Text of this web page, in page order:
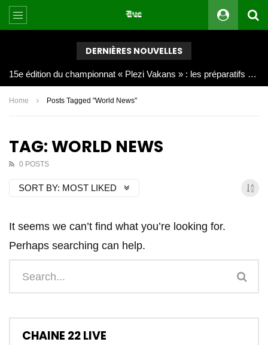
DERNIÈRES NOUVELLES
Joy Clerf Derisier, sur les traces de son père : évangéliser par la musique
Home Posts Tagged "World News"
TAG: WORLD NEWS
0 POSTS
SORT BY: MOST LIKED
It seems we can’t find what you’re looking for.
Perhaps searching can help.
CHAINE 22 LIVE